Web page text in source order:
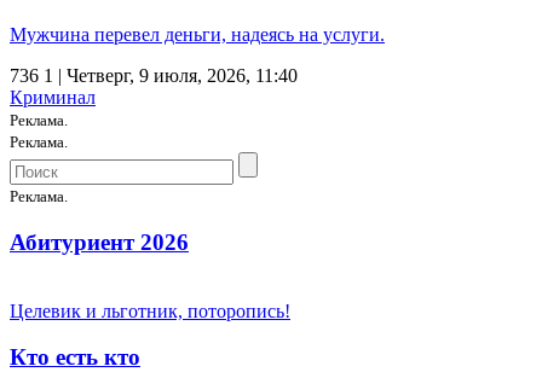
Мужчина перевел деньги, надеясь на услуги.
736 1 | Четверг, 9 июля, 2026, 11:40
Криминал
Реклама.
Реклама.
Реклама.
Абитуриент 2026
Целевик и льготник, поторопись!
Кто есть кто